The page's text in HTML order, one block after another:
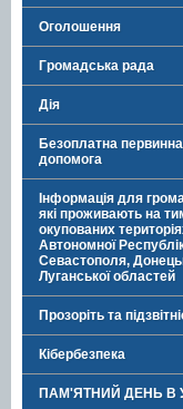
Оголошення
Громадська рада
Дія
Безоплатна
допомога
Інформація для
які проживають на
окупованих
Автономної
Севастополя,
Луганської областей
Прозоріть та
Кібербезпека
ПАМ'ЯТНИЙ ДЕНЬ В